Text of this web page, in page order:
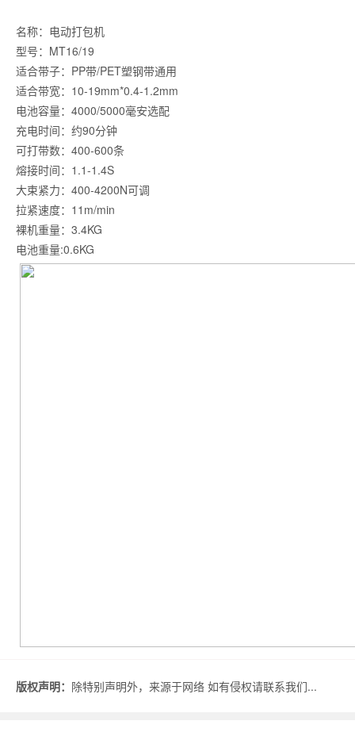
名称：电动打包机
型号：MT16/19
适合带子：PP带/PET塑钢带通用
适合带宽：10-19mm*0.4-1.2mm
电池容量：4000/5000毫安选配
充电时间：约90分钟
可打带数：400-600条
熔接时间：1.1-1.4S
大束紧力：400-4200N可调
拉紧速度：11m/min
裸机重量：3.4KG
电池重量:0.6KG
版权声明： 除特别声明外，来源于网络 如有侵权请联系我们...